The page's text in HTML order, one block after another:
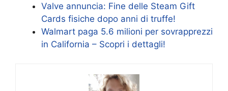
Valve annuncia: Fine delle Steam Gift
Cards fisiche dopo anni di truffe!
Walmart paga 5.6 milioni per sovrapprezzi
in California – Scopri i dettagli!